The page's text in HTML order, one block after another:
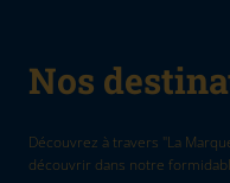
Nos
Découvrez à travers "La
découvrir dans notre